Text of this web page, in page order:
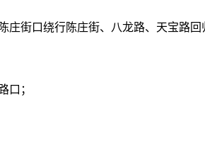
庄街口绕行陈庄街、八龙路、天宝路回
口；